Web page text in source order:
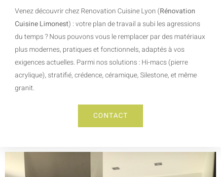
Venez découvrir chez Renovation Cuisine Lyon (Rénovation
Cuisine Limonest) : votre plan de travail a subi les agressions
du temps ? Nous pouvons vous le remplacer par des matériaux
plus modernes, pratiques et fonctionnels, adaptés à vos
exigences actuelles. Parmi nos solutions : Hi-macs (pierre
acrylique), stratifié, crédence, céramique, Silestone, et même
granit.
CONTACT